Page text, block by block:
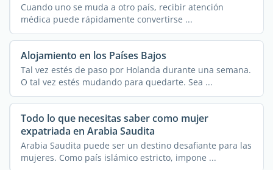
Cuando uno se muda a otro país, recibir atención
médica puede rápidamente convertirse ...
Alojamiento en los Países Bajos
Tal vez estés de paso por Holanda durante una semana.
O tal vez estés mudando para quedarte. Sea ...
Todo lo que necesitas saber como mujer
expatriada en Arabia Saudita
Arabia Saudita puede ser un destino desafiante para las
mujeres. Como país islámico estricto, impone ...